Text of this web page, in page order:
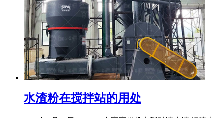
水渣粉在搅拌站的用处